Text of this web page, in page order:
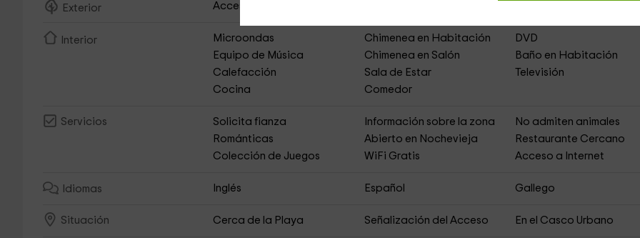
Exterior Acceso Asfaltado
Interior Microondas Chimenea en Habitación
DVD
Equipo de Música
Chimenea en Salón
Baño en Habitación
Calefacción
Sala de Estar
Televisión
Cocina
Comedor
Servicios Solicita fianza Información sobre la zona
No admiten animales
Románticas
Abierto en Nochevieja
Restaurante Cercano
Colección de Juegos
WiFi Gratis Acceso a Internet
Idiomas Inglés Español Gallego
Situación Cerca de la Playa Señalización del Acceso En el Casco Urbano